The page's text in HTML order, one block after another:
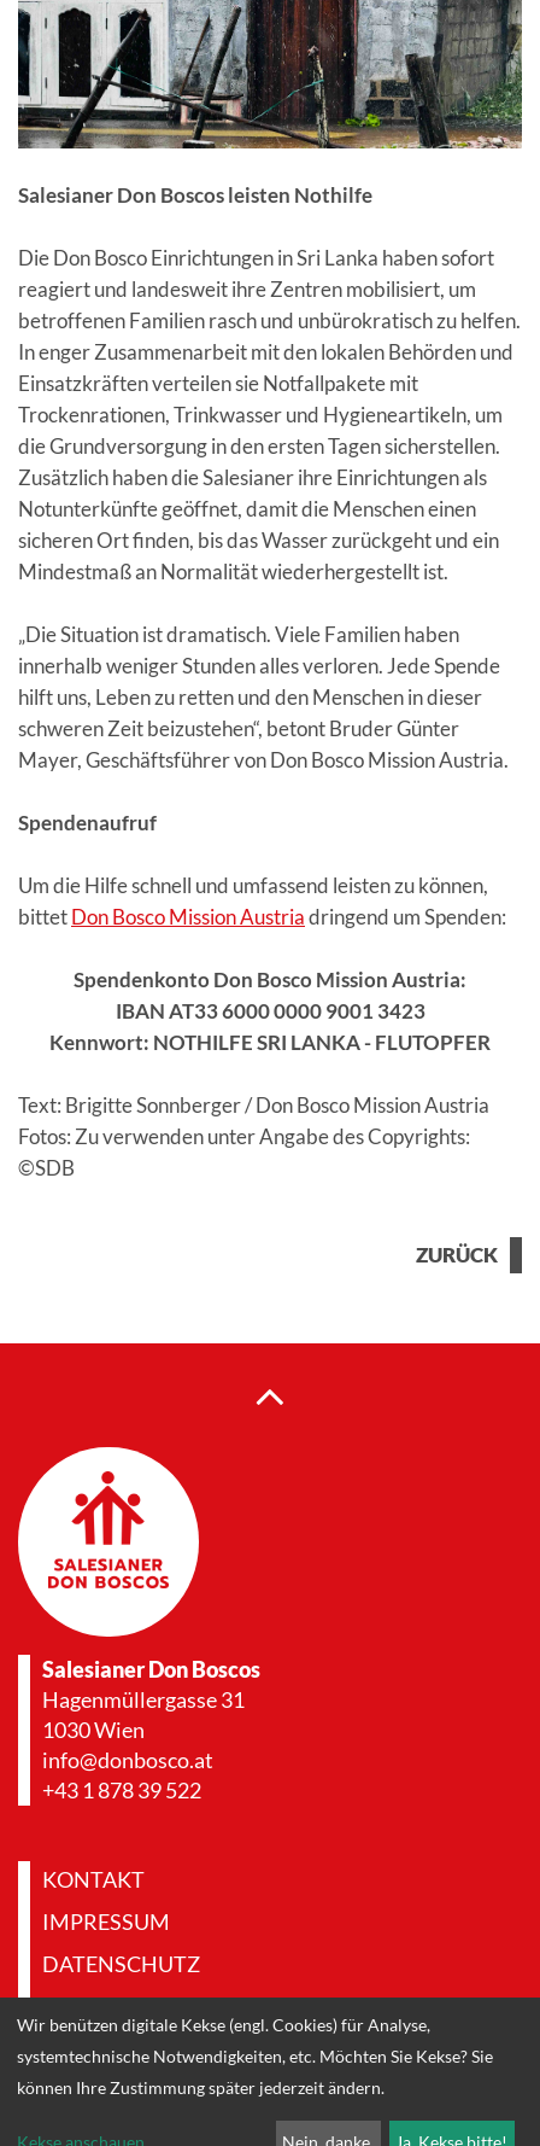
Salesianer Don Boscos leisten Nothilfe
Die Don Bosco Einrichtungen in Sri Lanka haben sofort
reagiert und landesweit ihre Zentren mobilisiert, um
betroffenen Familien rasch und unbürokratisch zu helfen.
In enger Zusammenarbeit mit den lokalen Behörden und
Einsatzkräften verteilen sie Notfallpakete mit
Trockenrationen, Trinkwasser und Hygieneartikeln, um
die Grundversorgung in den ersten Tagen sicherstellen.
Zusätzlich haben die Salesianer ihre Einrichtungen als
Notunterkünfte geöffnet, damit die Menschen einen
sicheren Ort finden, bis das Wasser zurückgeht und ein
Mindestmaß an Normalität wiederhergestellt ist.
„Die Situation ist dramatisch. Viele Familien haben
innerhalb weniger Stunden alles verloren. Jede Spende
hilft uns, Leben zu retten und den Menschen in dieser
schweren Zeit beizustehen“, betont Bruder Günter
Mayer, Geschäftsführer von Don Bosco Mission Austria.
Spendenaufruf
Um die Hilfe schnell und umfassend leisten zu können,
bittet Don Bosco Mission Austria dringend um Spenden:
Spendenkonto Don Bosco Mission Austria:
IBAN AT33 6000 0000 9001 3423
Kennwort: NOTHILFE SRI LANKA - FLUTOPFER
Text: Brigitte Sonnberger / Don Bosco Mission Austria
Fotos: Zu verwenden unter Angabe des Copyrights:
©SDB
ZURÜCK
Salesianer Don Boscos
Hagenmüllergasse 31
1030 Wien
info@donbosco.at
+43 1 878 39 522
KONTAKT
IMPRESSUM
DATENSCHUTZ
PRESSE & DOWNLOADS
Wir benützen digitale Kekse (engl. Cookies) für Analyse,
systemtechnische Notwendigkeiten, etc. Möchten Sie Kekse? Sie
können Ihre Zustimmung später jederzeit ändern.